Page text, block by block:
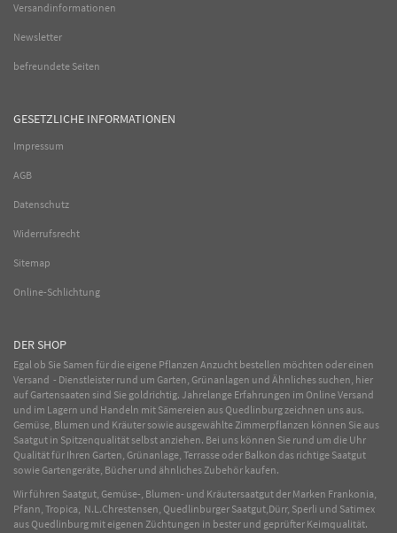
Versandinformationen
Newsletter
befreundete Seiten
GESETZLICHE INFORMATIONEN
Impressum
AGB
Datenschutz
Widerrufsrecht
Sitemap
Online-Schlichtung
DER SHOP
Egal ob Sie Samen für die eigene Pflanzen Anzucht bestellen möchten oder einen
Versand - Dienstleister rund um Garten, Grünanlagen und Ähnliches suchen, hier
auf Gartensaaten sind Sie goldrichtig. Jahrelange Erfahrungen im OnlineVersand
und im Lagern und Handeln mit Sämereien aus Quedlinburg zeichnen uns aus.
Gemüse, Blumen und Kräuter sowie ausgewählteZimmerpflanzen können Sie aus
Saatgut in Spitzenqualität selbst anziehen. Bei uns können Sie rund um die Uhr
Qualität für Ihren Garten, Grünanlage, Terrasse oder Balkon das richtige Saatgut
sowie Gartengeräte, Bücher und ähnliches Zubehör kaufen.
Wir führen Saatgut, Gemüse-, Blumen- und Kräutersaatgut der Marken Frankonia,
Pfann, Tropica, N.L.Chrestensen, Quedlinburger Saatgut,Dürr, Sperli und Satimex
aus Quedlinburg mit eigenen Züchtungen in bester und geprüfter Keimqualität.